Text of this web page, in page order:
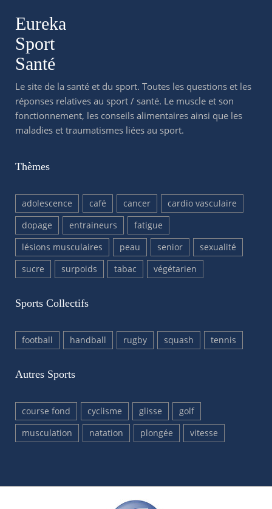
Eureka
Sport
Santé
Le site de la santé et du sport. Toutes les questions et les
réponses relatives au sport / santé. Le muscle et son
fonctionnement, les conseils alimentaires ainsi que les
maladies et traumatismes liées au sport.
Thèmes
adolescence café cancer
cardio vasculaire
dopage
entraineurs
fatigue
lésions musculaires
peau senior
sexualité
sucre
surpoids tabac végétarien
Sports Collectifs
football handball rugby squash tennis
Autres Sports
course fond cyclisme glisse
golf
musculation
natation plongée vitesse